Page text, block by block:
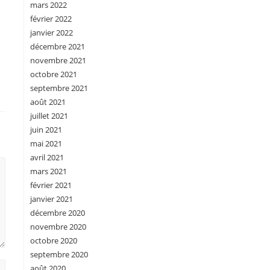
mars 2022
février 2022
janvier 2022
décembre 2021
novembre 2021
octobre 2021
septembre 2021
août 2021
juillet 2021
juin 2021
mai 2021
avril 2021
mars 2021
février 2021
janvier 2021
décembre 2020
novembre 2020
octobre 2020
septembre 2020